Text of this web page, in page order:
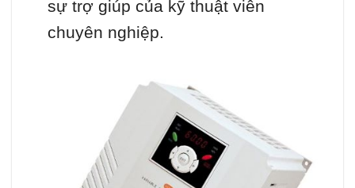
sự trợ giúp của kỹ thuật viên
chuyên nghiệp.